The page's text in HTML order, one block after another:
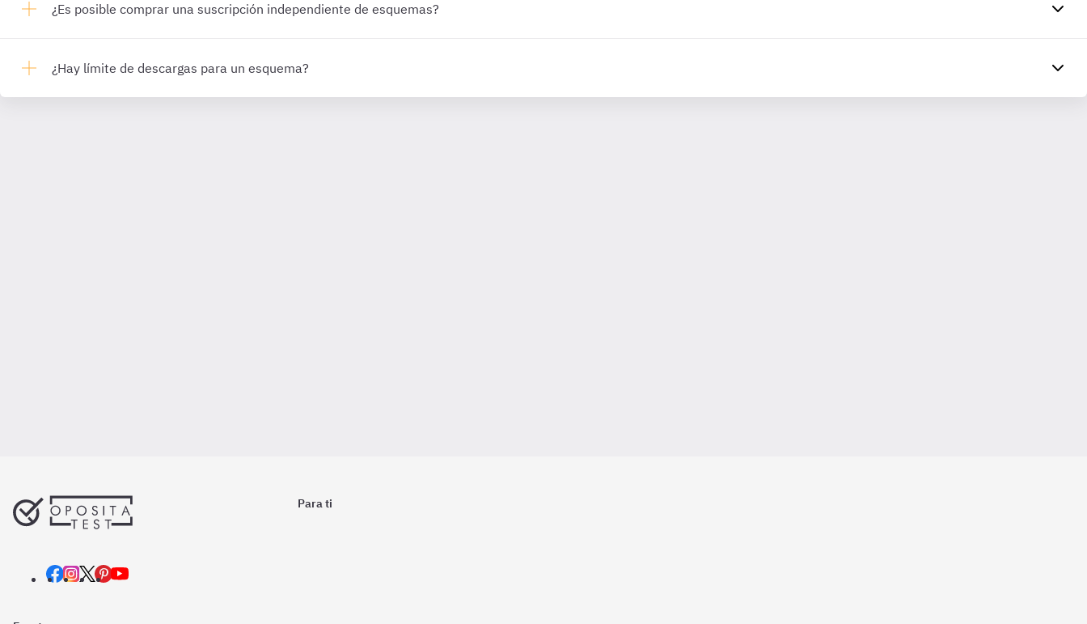
¿Es posible comprar una suscripción independiente de esquemas?
¿Hay límite de descargas para un esquema?
Para ti